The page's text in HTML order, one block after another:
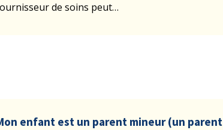
de soins peut…
enfant est un parent mineur (un parent